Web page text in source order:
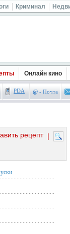
Криминал
Онлайн кино
PDA @ - Почта
|
рецепт